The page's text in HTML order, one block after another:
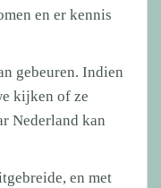
en er kennis
gebeuren. Indien
kijken of ze
Nederland kan
en met